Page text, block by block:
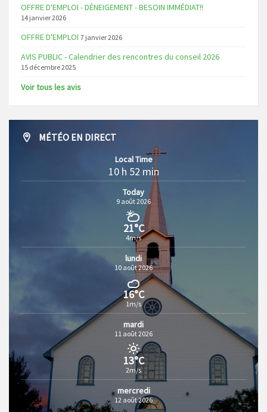
OFFRE D'EMPLOI - DÉNEIGEMENT - BESOIN IMMÉDIAT!!
14 janvier 2026
OFFRE D'EMPLOI 7 janvier 2026
AVIS PUBLIC - Calendrier des rencontres du conseil 2026
15 décembre 2025
Voir tous les avis
MÉTÉO EN DIRECT
Local Time
10 h 52 min
Today
9 août 2026
21°C
4m/s
lundi
10 août 2026
16°C
1m/s
mardi
11 août 2026
13°C
2m/s
mercredi
12 août 2026